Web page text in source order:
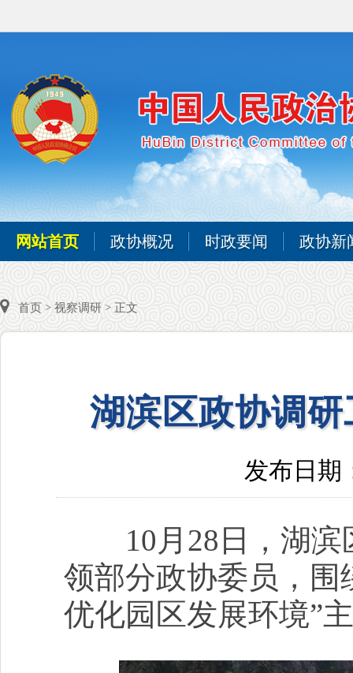
网站首页 政协概况 时政要闻 政协新
首页 > 视察调研 > 正文
湖滨区政协调
发布日期
10月28日，湖滨
领部分政协委员，围
优化园区发展环境”